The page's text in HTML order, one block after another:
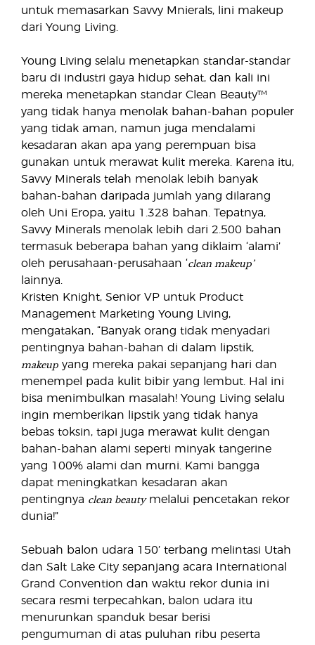
untuk memasarkan Savvy Mnierals, lini makeup
dari Young Living.
Young Living selalu menetapkan standar-standar
baru di industri gaya hidup sehat, dan kali ini
mereka menetapkan standar Clean Beauty™
yang tidak hanya menolak bahan-bahan populer
yang tidak aman, namun juga mendalami
kesadaran akan apa yang perempuan bisa
gunakan untuk merawat kulit mereka. Karena itu,
Savvy Minerals telah menolak lebih banyak
bahan-bahan daripada jumlah yang dilarang
oleh Uni Eropa, yaitu 1.328 bahan. Tepatnya,
Savvy Minerals menolak lebih dari 2.500 bahan
termasuk beberapa bahan yang diklaim ‘alami’
oleh perusahaan-perusahaan ‘clean makeup’
lainnya.
Kristen Knight, Senior VP untuk Product
Management Marketing Young Living,
mengatakan, “Banyak orang tidak menyadari
pentingnya bahan-bahan di dalam lipstik,
makeup yang mereka pakai sepanjang hari dan
menempel pada kulit bibir yang lembut. Hal ini
bisa menimbulkan masalah! Young Living selalu
ingin memberikan lipstik yang tidak hanya
bebas toksin, tapi juga merawat kulit dengan
bahan-bahan alami seperti minyak tangerine
yang 100% alami dan murni. Kami bangga
dapat meningkatkan kesadaran akan
pentingnya clean beautymelalui pencetakan rekor
dunia!”
Sebuah balon udara 150’ terbang melintasi Utah
dan Salt Lake City sepanjang acara International
Grand Convention dan waktu rekor dunia ini
secara resmi terpecahkan, balon udara itu
menurunkan spanduk besar berisi
pengumuman di atas puluhan ribu peserta